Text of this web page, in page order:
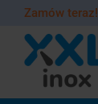
Zamów teraz!